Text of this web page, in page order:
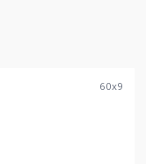
60x9